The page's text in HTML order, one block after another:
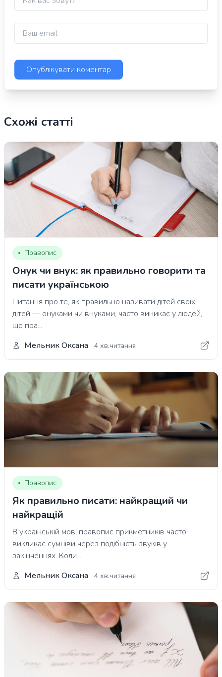
Схожі статті
Правопис
Онук чи внук: як правильно говорити та
писати українською
Питання про те, як правильно називати дітей своїх
дітей — онуками чи внуками, часто виникає у людей,
що пра...
Мельник Оксана
4 хв.читання
Правопис
Як правильно писати: найкращий чи
найкращій
В українській мові правопис прикметників часто
викликає сумніви через подібність звуків у
закінченнях. Коли...
Мельник Оксана
4 хв.читання